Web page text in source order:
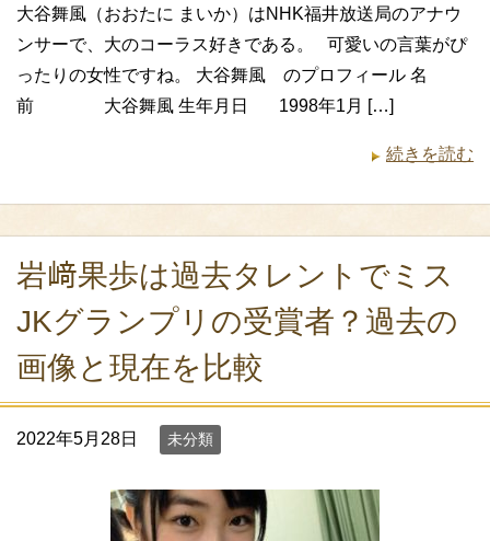
大谷舞風（おおたに まいか）はNHK福井放送局のアナウ
ンサーで、大のコーラス好きである。 可愛いの言葉がぴ
ったりの女性ですね。 大谷舞風 のプロフィール 名
前 大谷舞風 生年月日 1998年1月 […]
続きを読む
岩﨑果歩は過去タレントでミス
JKグランプリの受賞者？過去の
画像と現在を比較
2022年5月28日 未分類